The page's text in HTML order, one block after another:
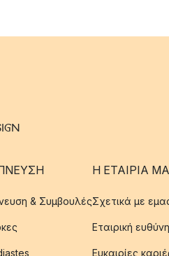
& Συμβουλές
Η ΕΤΑΊΡΙΑ
Σχετικά με
Εταιρική ευθύνη
Ευκαιρίες